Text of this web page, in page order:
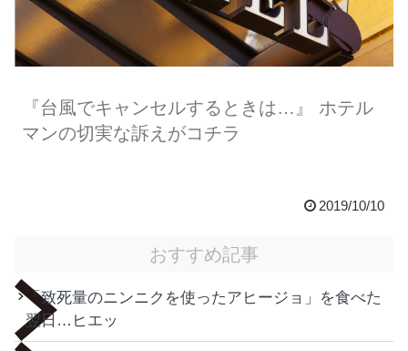
『台風でキャンセルするときは…』 ホテル
マンの切実な訴えがコチラ
2019/10/10
おすすめ記事
「致死量のニンニクを使ったアヒージョ」を食べた
翌日…ヒエッ